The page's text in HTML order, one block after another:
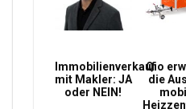
Immobilienverkauf
mit Makler: JA
oder NEIN!
Qio
die